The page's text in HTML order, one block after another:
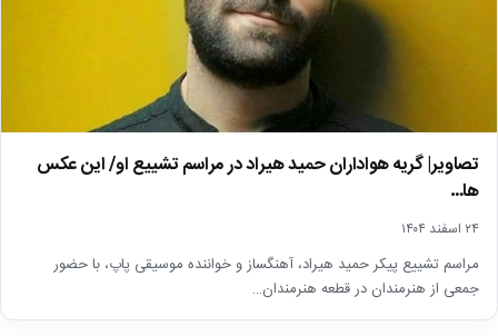
تصاویر| گریه هواداران حمید هیراد در مراسم تشییع او/ این عکس
ها…
۲۴ اسفند ۱۴۰۴
مراسم تشییع پیکر حمید هیراد، آهنگساز و خواننده موسیقی پاپ، با حضور
جمعی از هنرمندان در قطعه هنرمندان…